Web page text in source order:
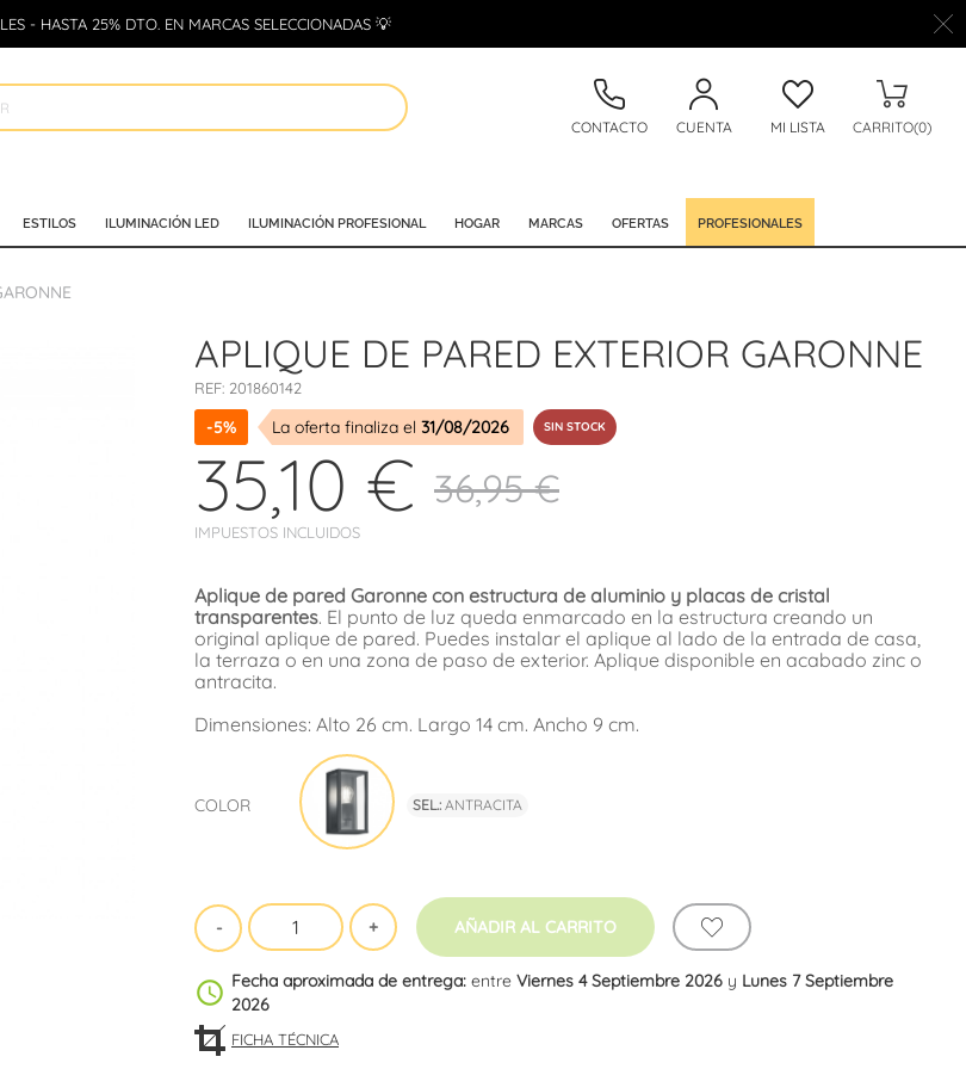
- HASTA 25% DTO. EN MARCAS SELECCIONADAS 💡
CONTACTO CUENTA MI LISTA CARRITO(0)
ESTILOS ILUMINACIÓN LED ILUMINACIÓN PROFESIONAL HOGAR MARCAS OFERTAS PROFESIONALES
APLIQUE DE PARED EXTERIOR GARONNE
REF: 201860142
-5% La oferta finaliza el 31/08/2026 SIN STOCK
35,10 €
IMPUESTOS INCLUIDOS
36,95 €
Aplique de pared Garonne con estructura de aluminio y placas de cristal
transparentes. El punto de luz queda enmarcado en la estructura creando un
original aplique de pared. Puedes instalar el aplique al lado de la entrada de casa,
la terraza o en una zona de paso de exterior. Aplique disponible en acabado zinc o
antracita.
Dimensiones: Alto 26 cm. Largo 14 cm. Ancho 9 cm.
COLOR SEL.: ANTRACITA
AÑADIR AL CARRITO
schedule Fecha aproximada de entrega: entre Viernes 4 Septiembre 2026 y Lunes 7 Septiembre
2026
FICHA TÉCNICA